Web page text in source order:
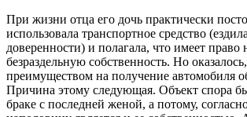
При жизни отца его дочь практически
использовала транспортное средство
доверенности) и полагала, что имеет право
безраздельную собственность. Но
преимуществом на получение автомобиля
Причина этому следующая. Объект спора
браке с последней женой, а потому,